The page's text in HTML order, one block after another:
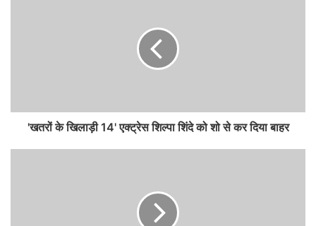
'खतरों के खिलाड़ी 14' एक्ट्रेस शिल्पा शिंदे को शो से कर दिया बाहर